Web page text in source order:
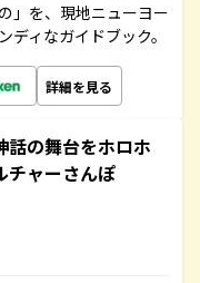
」を、現地ニューヨー
ィなガイドブック。
詳細を見る
の舞台をホロホ
ャーさんぽ